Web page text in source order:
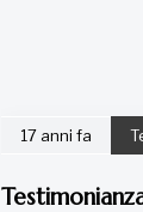
17 anni fa